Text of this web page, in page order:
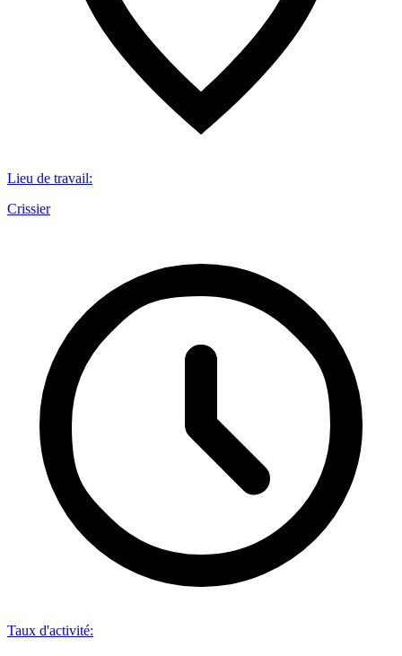
Lieu de travail:
Crissier
Taux d'activité: